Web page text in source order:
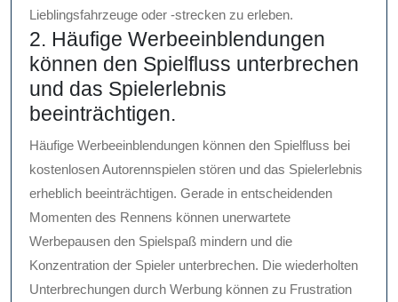
Lieblingsfahrzeuge oder -strecken zu erleben.
2. Häufige Werbeeinblendungen
können den Spielfluss unterbrechen
und das Spielerlebnis
beeinträchtigen.
Häufige Werbeeinblendungen können den Spielfluss bei
kostenlosen Autorennspielen stören und das Spielerlebnis
erheblich beeinträchtigen. Gerade in entscheidenden
Momenten des Rennens können unerwartete
Werbepausen den Spielspaß mindern und die
Konzentration der Spieler unterbrechen. Die wiederholten
Unterbrechungen durch Werbung können zu Frustration